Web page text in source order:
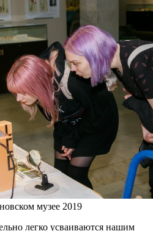
музее 2019
легко усваиваются нашим